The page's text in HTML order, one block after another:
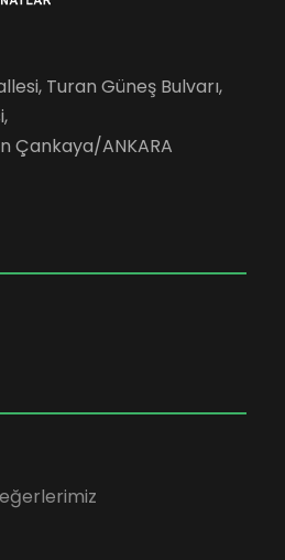
Turan Güneş Bulvarı,
Çankaya/ANKARA